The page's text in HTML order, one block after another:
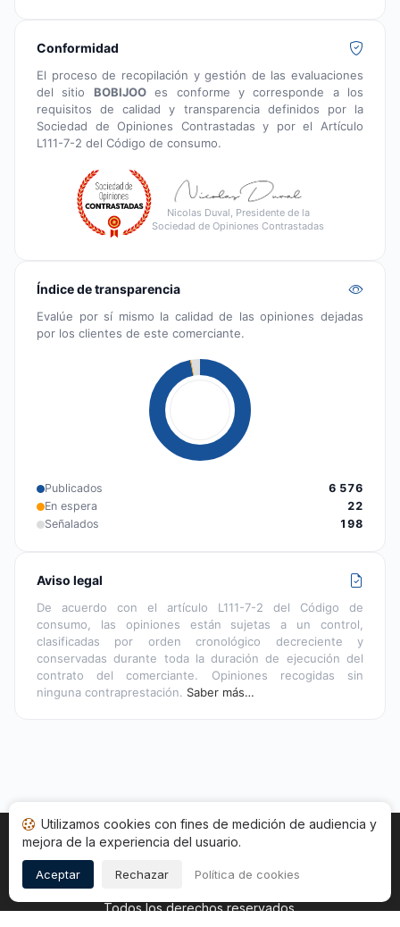
Conformidad
El proceso de recopilación y gestión de las evaluaciones
del sitio BOBIJOOes conforme y corresponde a los
requisitos de calidad y transparencia definidos por la
Sociedad de Opiniones Contrastadas y por el Artículo
L111-7-2 del Código de consumo.
Nicolas Duval, Presidente de la
Sociedad de Opiniones Contrastadas
Índice de transparencia
Evalúe por sí mismo la calidad de las opiniones dejadas
por los clientes de este comerciante.
Publicados
6 576
En espera
22
Señalados
198
Aviso legal
De acuerdo con el artículo L111-7-2 del Código de
consumo, las opiniones están sujetas a un control,
clasificadas por orden cronológico decreciente y
conservadas durante toda la duración de ejecución del
contrato del comerciante. Opiniones recogidas sin
ninguna contraprestación. Saber más…
Inicio Estado opiniones Categorías
Copyright © 2026
Todos los derechos reservados.
Utilizamos cookies con fines de medición de audiencia y
mejora de la experiencia del usuario.
Aceptar Rechazar Política de cookies